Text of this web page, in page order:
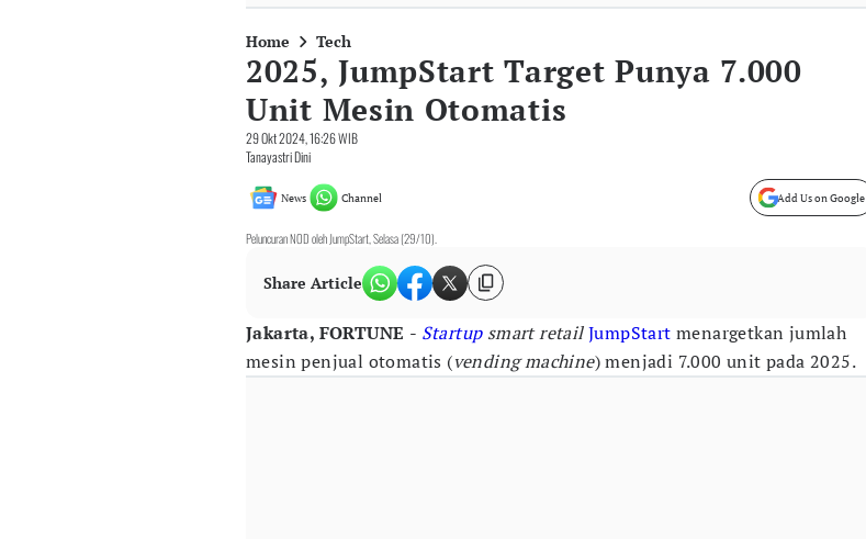
Home Tech
2025, JumpStart Target Punya 7.000
Unit Mesin Otomatis
29 Okt 2024, 16:26 WIB
Tanayastri Dini
News Channel Add Us on Google
Peluncuran NOD oleh JumpStart, Selasa (29/10).
Share Article
Jakarta, FORTUNE - Startupsmart retail JumpStart menargetkan jumlah
mesin penjual otomatis (vending machine) menjadi 7.000 unit pada 2025.